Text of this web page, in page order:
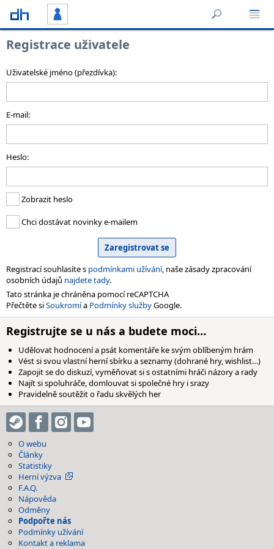
Registrace uživatele
Uživatelské jméno (přezdívka):
E-mail:
Heslo:
Zobrazit heslo
Chci dostávat novinky e-mailem
Registrací souhlasíte s podmínkami užívání, naše zásady zpracování
osobních údajů najdete tady.
Tato stránka je chráněna pomocí reCAPTCHA
Přečtěte siSoukromía Podmínky službyGoogle.
Registrujte se u nás a budete moci…
Udělovat hodnocení a psát komentáře ke svým oblíbeným hrám
Vést si svou vlastní herní sbírku a seznamy (dohrané hry, wishlist…)
Zapojit se do diskuzí, vyměňovat si s ostatními hráči názory a rady
Najít si spoluhráče, domlouvat si společné hry i srazy
Pravidelně soutěžit o řadu skvělých her
O webu
Články
Statistiky
Herní výzva
F.A.Q.
Nápověda
Odměny
Podpořte nás
Podmínky užívání
Kontakt a reklama